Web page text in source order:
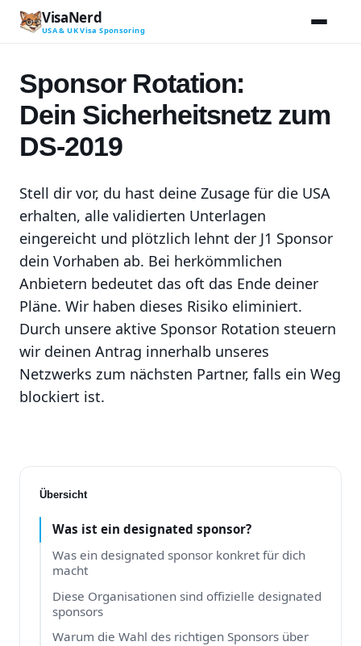
Zum
Inhalt
VisaNerd
USA & UK Visa Sponsoring
Sponsor Rotation:
Dein Sicherheitsnetz zum
DS-2019
Stell dir vor, du hast deine Zusage für die USA
erhalten, alle validierten Unterlagen
eingereicht und plötzlich lehnt der J1 Sponsor
dein Vorhaben ab. Bei herkömmlichen
Anbietern bedeutet das oft das Ende deiner
Pläne. Wir haben dieses Risiko eliminiert.
Durch unsere aktive Sponsor Rotation steuern
wir deinen Antrag innerhalb unseres
Netzwerks zum nächsten Partner, falls ein Weg
blockiert ist.
Übersicht
Was ist ein designated sponsor?
Was ein designated sponsor konkret für dich
macht
Diese Organisationen sind offizielle designated
sponsors
Warum die Wahl des richtigen Sponsors über